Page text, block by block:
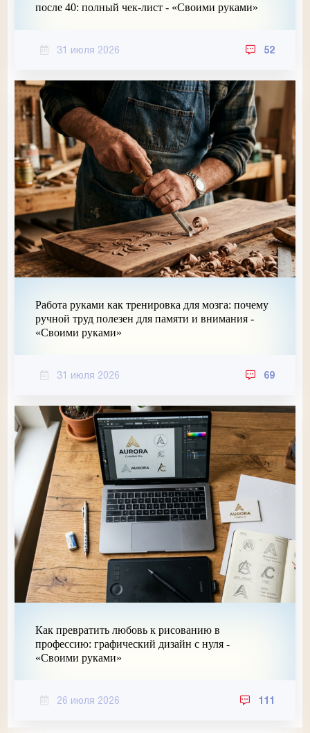
после 40: полный чек-лист - «Своими руками»
31 июля 2026 52
Работа руками как тренировка для мозга: почему
ручной труд полезен для памяти и внимания -
«Своими руками»
31 июля 2026 69
Как превратить любовь к рисованию в
профессию: графический дизайн с нуля -
«Своими руками»
26 июля 2026 111